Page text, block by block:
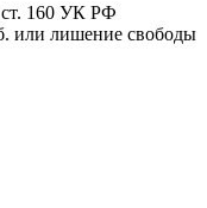
ст. 160 УК РФ
или лишение свободы